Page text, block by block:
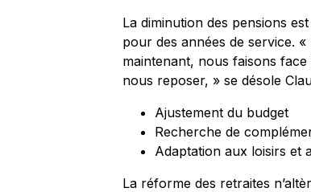
La diminution des pensions
pour des années de service.
maintenant, nous faisons
nous reposer, » se désole
Ajustement du budget
Recherche de
Adaptation aux loisirs et
La réforme des retraites